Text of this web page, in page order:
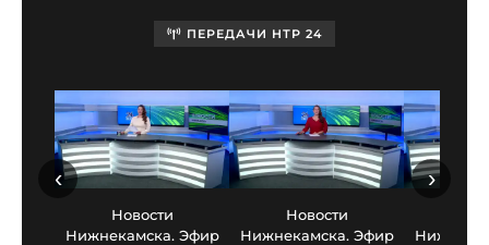
ПЕРЕДАЧИ НТР 24
Новости
Нижнекамска. Эфир
Новости
Нижнекамска. Эфир
‹ ›